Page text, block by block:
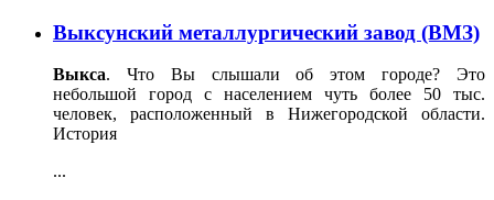
Выксунский металлургический завод (ВМЗ)
Выкса. Что Вы слышали об этом городе? Это
небольшой город с населением чуть более 50 тыс.
человек, расположенный в Нижегородской области.
История
...